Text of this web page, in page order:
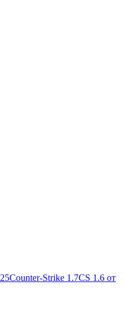
Counter-Strike 1.7CS 1.6 от